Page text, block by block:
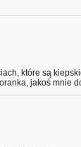
które są
jakoś mnie